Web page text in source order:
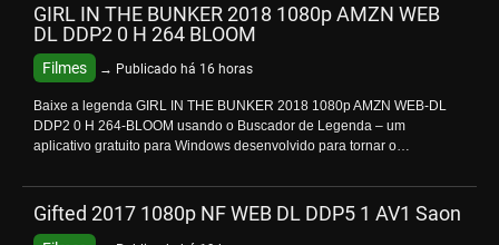
GIRL IN THE BUNKER 2018 1080p AMZN WEB
DL DDP2 0 H 264 BLOOM
Filmes → Publicado há 16 horas
Baixe a legenda GIRL IN THE BUNKER 2018 1080p AMZN WEB-DL
DDP2 0 H 264-BLOOM usando o Buscador de Legenda – um
aplicativo gratuito para Windows desenvolvido para tornar o…
Gifted 2017 1080p NF WEB DL DDP5 1 AV1 Saon